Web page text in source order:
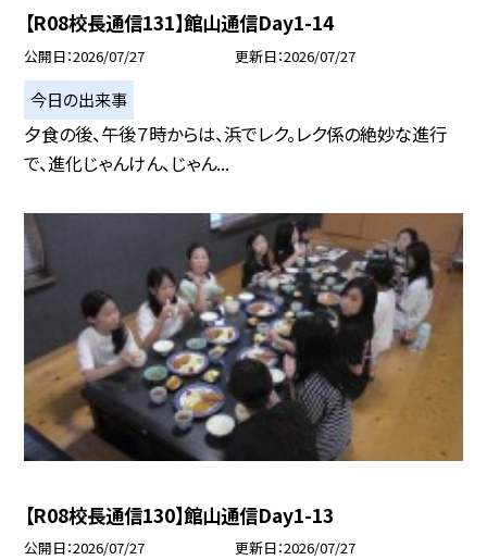
【R08校長通信131】館山通信Day1-14
公開日 2026/07/27 更新日 2026/07/27
今日の出来事
夕食の後、午後７時からは、浜でレク。レク係の絶妙な進行
で、進化じゃんけん、じゃん...
【R08校長通信130】館山通信Day1-13
公開日 2026/07/27 更新日 2026/07/27